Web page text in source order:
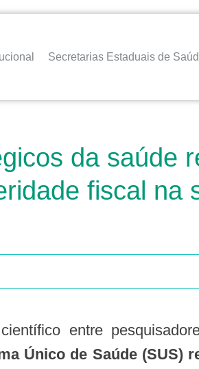
Secretarias Estaduais de
da saúde
fiscal na
científico entre
Único de Saúde (SUS)